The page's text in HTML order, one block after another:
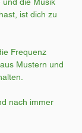
ist dich zu
Frequenz
Mustern und
nach immer